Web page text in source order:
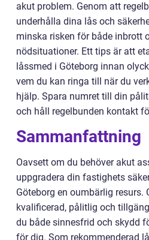
akut problem. Genom att
underhålla dina lås och
minska risken för både inbrott
nödsituationer. Ett tips är att
låssmed i Göteborg innan
vem du kan ringa till när du
hjälp. Spara numret till din
och håll regelbunden kontakt
Sammanfattning
Oavsett om du behöver akut
uppgradera din fastighets
Göteborg en oumbärlig resurs.
kvalificerad, pålitlig och
du både sinnesfrid och skydd
för dig. Som rekommenderad